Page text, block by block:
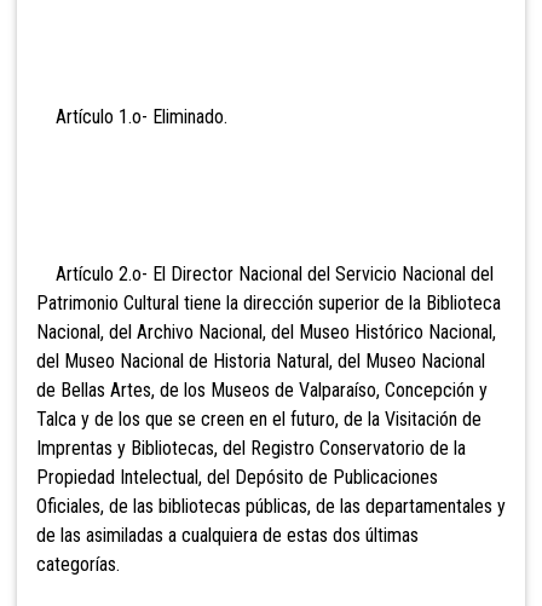
Artículo 1.o- Eliminado.
Artículo 2.o- El Director Nacional del Servicio Nacional del
Patrimonio Cultural tiene la dirección superior de la Biblioteca
Nacional, del Archivo Nacional, del Museo Histórico Nacional,
del Museo Nacional de Historia Natural, del Museo Nacional
de Bellas Artes, de los Museos de Valparaíso, Concepción y
Talca y de los que se creen en el futuro, de la Visitación de
Imprentas y Bibliotecas, del Registro Conservatorio de la
Propiedad Intelectual, del Depósito de Publicaciones
Oficiales, de las bibliotecas públicas, de las departamentales y
de las asimiladas a cualquiera de estas dos últimas
categorías.